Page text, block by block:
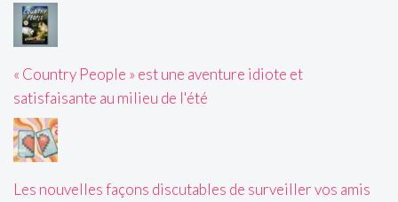
« Country People » est une aventure idiote et
satisfaisante au milieu de l'été
Les nouvelles façons discutables de surveiller vos amis